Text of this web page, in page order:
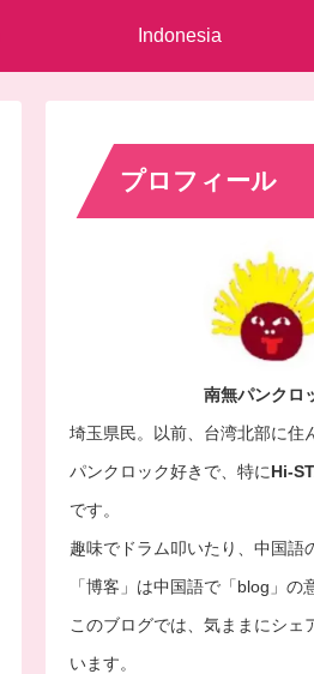
Indonesia
プロフィール
南無パンクロ
埼玉県民。以前、 台湾北部に住
パンクロック好きで、特にHi-
です。
趣味でドラム叩いたり、中国語
「博客」は中国語で「blog」の
このブログでは、気ままにシェ
います。